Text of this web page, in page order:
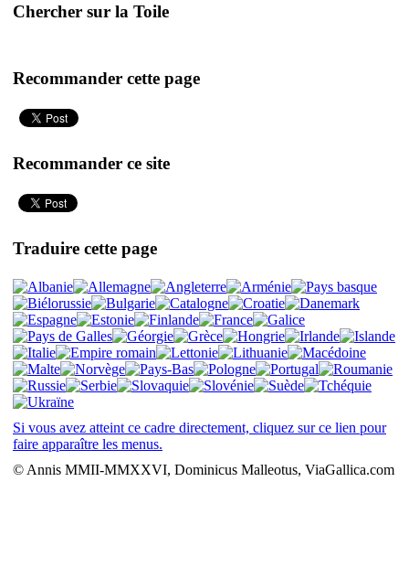
Chercher sur la Toile
Recommander cette page
Recommander ce site
Traduire cette page
Si vous avez atteint ce cadre directement, cliquez sur ce lien pour
faire apparaître les menus.
© Annis MMII-MMXXVI, Dominicus Malleotus, ViaGallica.com